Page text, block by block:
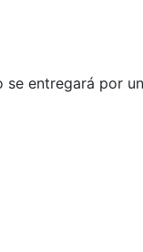
se entregará por